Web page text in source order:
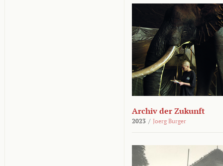
Archiv der Zukunft
2023 / Joerg Burger